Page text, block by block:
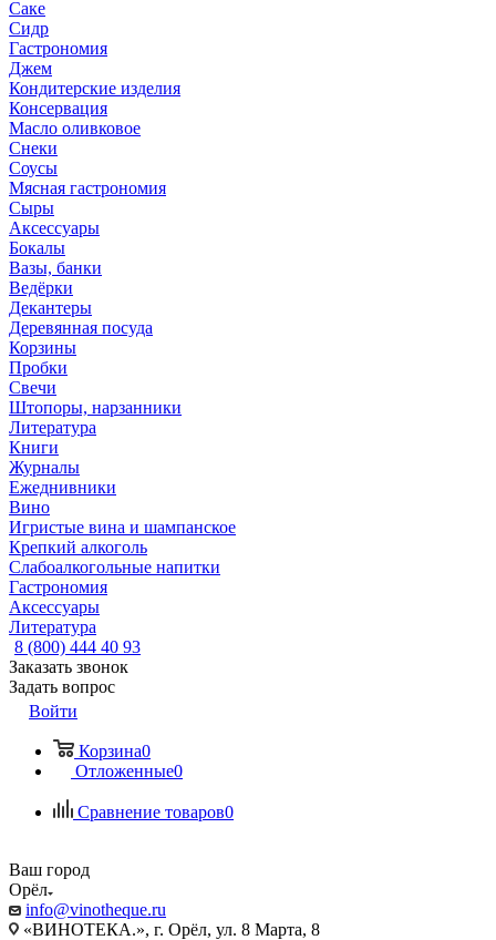
Саке
Сидр
Гастрономия
Джем
Кондитерские изделия
Консервация
Масло оливковое
Снеки
Соусы
Мясная гастрономия
Сыры
Аксессуары
Бокалы
Вазы, банки
Ведёрки
Декантеры
Деревянная посуда
Корзины
Пробки
Свечи
Штопоры, нарзанники
Литература
Книги
Журналы
Ежеднивники
Вино
Игристые вина и шампанское
Крепкий алкоголь
Слабоалкогольные напитки
Гастрономия
Аксессуары
Литература
8 (800) 444 40 93
Заказать звонок
Задать вопрос
Войти
Корзина0
Отложенные0
Сравнение товаров0
Ваш город
Орёл
info@vinotheque.ru
«ВИНОТЕКА.», г. Орёл, ул. 8 Марта, 8